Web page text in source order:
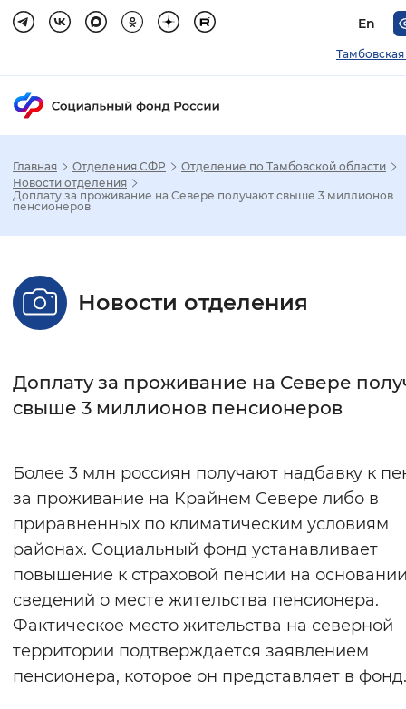
En
Стандартный Увеличенный
Без засечек С засечками
Нормальный Увеличенный
Цвет сайта
Монохромный Инверсивный
Синий фон
Изображения
Включены Выключены
Главная Отделения СФР
Отделение по Тамбовской области
Новости отделения
Доплату за проживание на Севере получают свыше 3 миллионов
пенсионеров
Новости отделения
Доплату за проживание на Севере
свыше 3 миллионов пенсионеров
Более 3 млн россиян получают надбавку к
за проживание на Крайнем Севере либо в
приравненных по климатическим условиям
районах. Социальный фонд устанавливает
повышение к страховой пенсии на
сведений о месте жительства пенсионера.
Фактическое место жительства на северной
территории подтверждается заявлением
пенсионера, которое он представляет в фонд.